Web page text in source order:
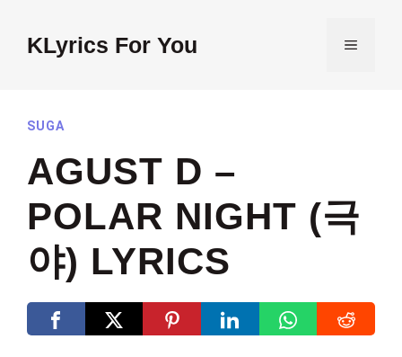
contentKLyrics For You MENU
SUGA
AGUST D –
POLAR NIGHT (극
야) LYRICS